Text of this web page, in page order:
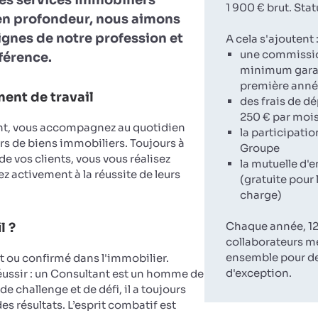
profondeur, nous aimons
de notre profession et
de travail
vous accompagnez au quotidien
de biens immobiliers. Toujours à
vos clients, vous vous réalisez
activement à la réussite de leurs
?
ou confirmé dans l'immobilier.
: un Consultant est un homme de
challenge et de défi, il a toujours
résultats. L’esprit combatif est
1 900 € brut.
A cela s'ajoutent :
une
minimum
première
des frais de
250 € par
la
Groupe
la mutuelle
(gratuite pour
charge)
Chaque année,
collaborateurs
ensemble pour
d'exception.